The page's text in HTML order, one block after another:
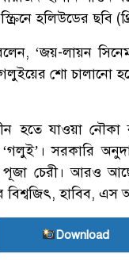
হলিউডের ছবি
‘জয়-লায়ন
শো চালানো
হতে যাওয়া
‘গলুই’।
পূজা চেরী। আরও
হাবিব,
Download